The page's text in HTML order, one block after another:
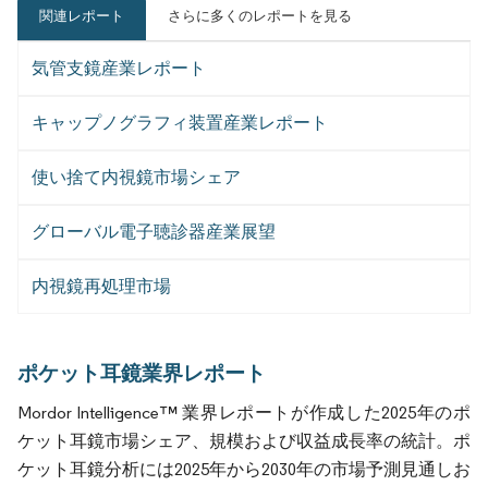
関連レポート さらに多くのレポートを見る
気管支鏡産業レポート
キャップノグラフィ装置産業レポート
使い捨て内視鏡市場シェア
グローバル電子聴診器産業展望
内視鏡再処理市場
ポケット耳鏡業界レポート
Mordor Intelligence™ 業界レポートが作成した2025年のポ
ケット耳鏡市場シェア、規模および収益成長率の統計。ポ
ケット耳鏡分析には2025年から2030年の市場予測見通しお